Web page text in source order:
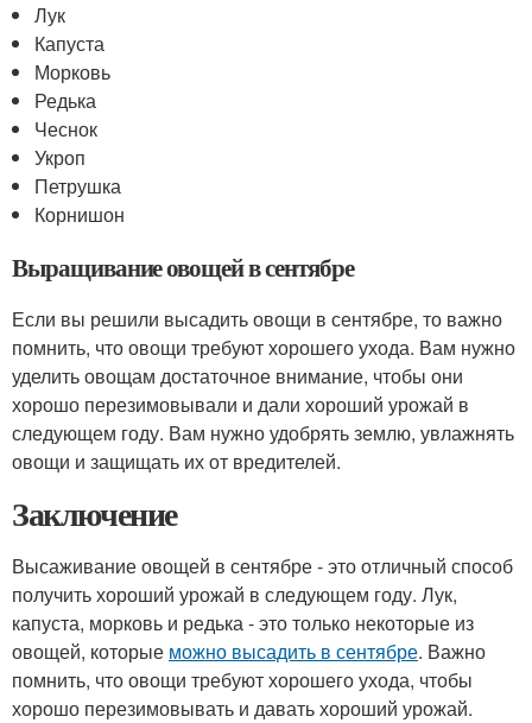
Лук
Капуста
Морковь
Редька
Чеснок
Укроп
Петрушка
Корнишон
Выращивание овощей в сентябре
Если вы решили высадить овощи в сентябре, то важно
помнить, что овощи требуют хорошего ухода. Вам нужно
уделить овощам достаточное внимание, чтобы они
хорошо перезимовывали и дали хороший урожай в
следующем году. Вам нужно удобрять землю, увлажнять
овощи и защищать их от вредителей.
Заключение
Высаживание овощей в сентябре - это отличный способ
получить хороший урожай в следующем году. Лук,
капуста, морковь и редька - это только некоторые из
овощей, которые можно высадить в сентябре. Важно
помнить, что овощи требуют хорошего ухода, чтобы
хорошо перезимовывать и давать хороший урожай.